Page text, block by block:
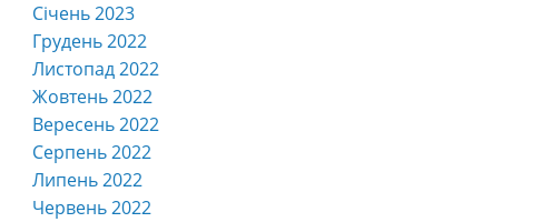
Січень 2023
Грудень 2022
Листопад 2022
Жовтень 2022
Вересень 2022
Серпень 2022
Липень 2022
Червень 2022